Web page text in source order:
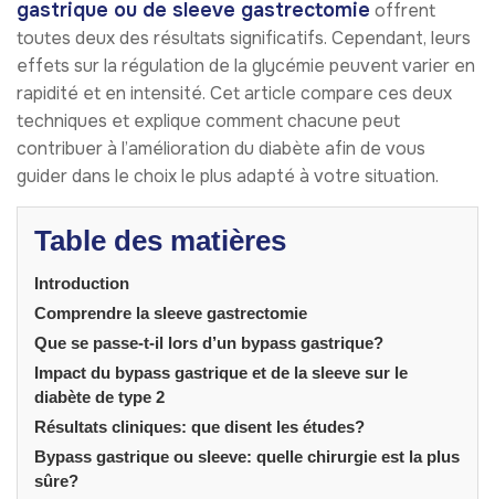
gastrique ou de sleeve gastrectomie offrent
toutes deux des résultats significatifs. Cependant, leurs
effets sur la régulation de la glycémie peuvent varier en
rapidité et en intensité. Cet article compare ces deux
techniques et explique comment chacune peut
contribuer à l’amélioration du diabète afin de vous
guider dans le choix le plus adapté à votre situation.
Table des matières
Introduction
Comprendre la sleeve gastrectomie
Que se passe-t-il lors d’un bypass gastrique?
Impact du bypass gastrique et de la sleeve sur le
diabète de type 2
Résultats cliniques: que disent les études?
Bypass gastrique ou sleeve: quelle chirurgie est la plus
sûre?